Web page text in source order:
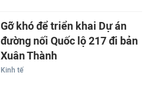
Gỡ khó để triển khai Dự án
đường nối Quốc lộ 217 đi bản
Xuân Thành
Kinh tế